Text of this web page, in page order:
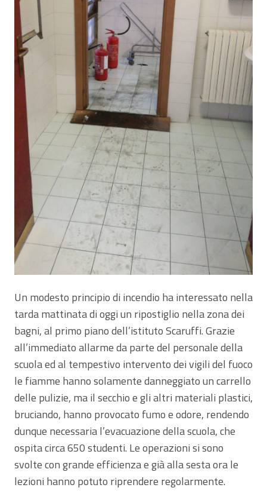
Un modesto principio di incendio ha interessato nella
tarda mattinata di oggi un ripostiglio nella zona dei
bagni, al primo piano dell’istituto Scaruffi. Grazie
all’immediato allarme da parte del personale della
scuola ed al tempestivo intervento dei vigili del fuoco
le fiamme hanno solamente danneggiato un carrello
delle pulizie, ma il secchio e gli altri materiali plastici,
bruciando, hanno provocato fumo e odore, rendendo
dunque necessaria l’evacuazione della scuola, che
ospita circa 650 studenti. Le operazioni si sono
svolte con grande efficienza e già alla sesta ora le
lezioni hanno potuto riprendere regolarmente.